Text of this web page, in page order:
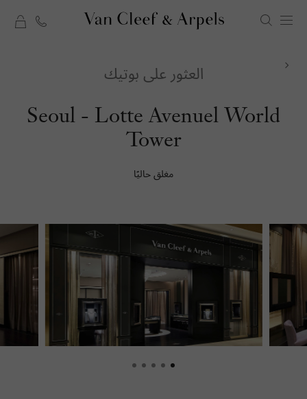
فان
كليف
آربلز
العثور على بوتيك
Van
Seoul - Lotte Avenuel World
Tower
مغلق حاليًا